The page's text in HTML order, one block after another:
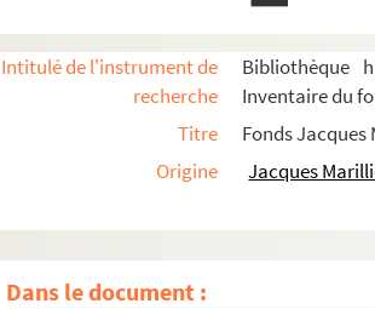
Intitulé de l'instrument de
recherche
Bibliothèque
Inventaire du
Titre
Fonds
Origine
Jacques
Dans le document :
Les cavaleurs (1964 ; Gérard)
Madame Sans-Gêne (1964 ;
Tartuffe (1965 ; Cochet)
Gigi (1965 ; Rouzière)
Antoine et Cléopâtre (1965 ;
Le misanthrope (1965 ; Cochet)
Pepsie (1965 ; Cochet)